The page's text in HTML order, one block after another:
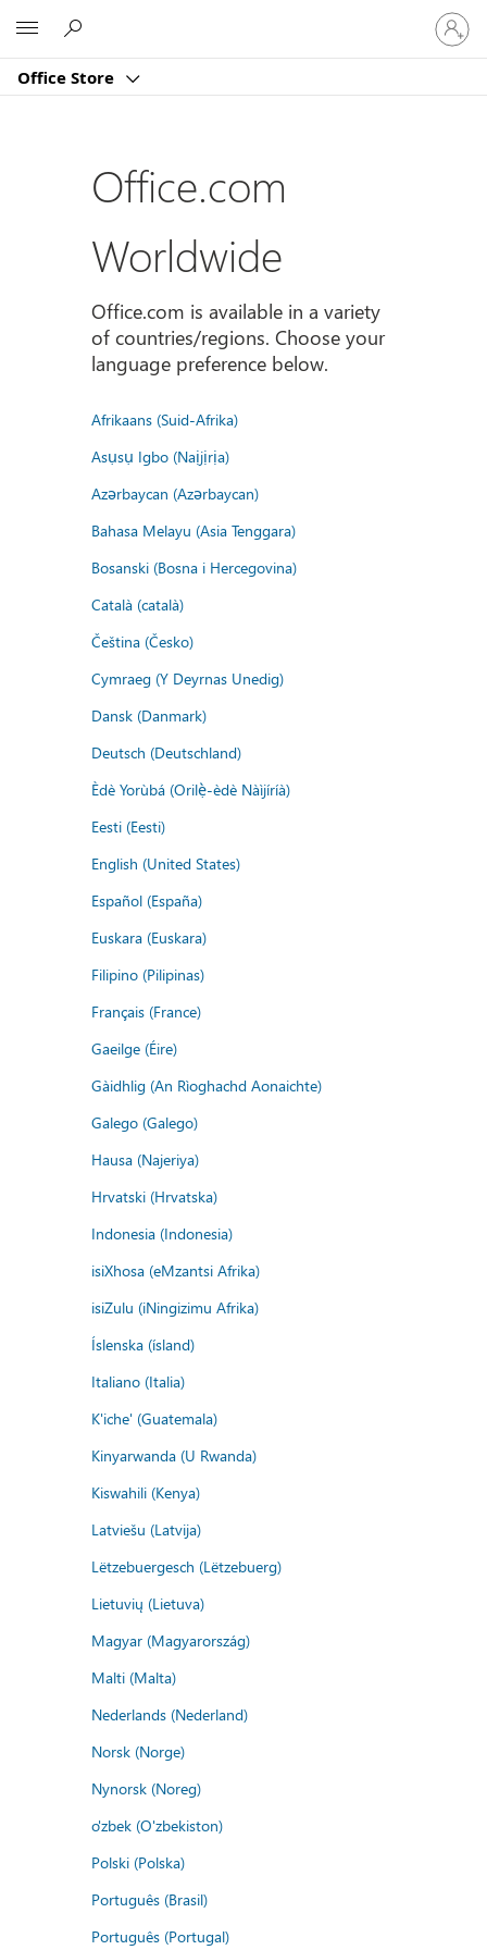
Office Store
Sign
in
to
account
Office.com
Worldwide
Office.com is available in a variety
of countries/regions. Choose your
language preference below.
Afrikaans (Suid-Afrika)
Asụsụ Igbo (Naịjịrịa)
Azərbaycan (Azərbaycan)
Bahasa Melayu (Asia Tenggara)
Bosanski (Bosna i Hercegovina)
Català (català)
Čeština (Česko)
Cymraeg (Y Deyrnas Unedig)
Dansk (Danmark)
Deutsch (Deutschland)
Èdè Yorùbá (Orilẹ̀-èdè Nàìjíríà)
Eesti (Eesti)
English (United States)
Español (España)
Euskara (Euskara)
Filipino (Pilipinas)
Français (France)
Gaeilge (Éire)
Gàidhlig (An Rìoghachd Aonaichte)
Galego (Galego)
Hausa (Najeriya)
Hrvatski (Hrvatska)
Indonesia (Indonesia)
isiXhosa (eMzantsi Afrika)
isiZulu (iNingizimu Afrika)
Íslenska (ísland)
Italiano (Italia)
K'iche' (Guatemala)
Kinyarwanda (U Rwanda)
Kiswahili (Kenya)
Latviešu (Latvija)
Lëtzebuergesch (Lëtzebuerg)
Lietuvių (Lietuva)
Magyar (Magyarország)
Malti (Malta)
Nederlands (Nederland)
Norsk (Norge)
Nynorsk (Noreg)
o'zbek (O'zbekiston)
Polski (Polska)
Português (Brasil)
Português (Portugal)